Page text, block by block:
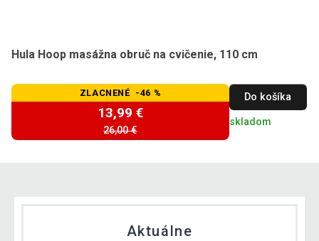
Hula Hoop masážna obruč na cvičenie, 110 cm
ZLACNENÉ -46 %
13,99 €
26,00 €
Do košíka
skladom
Aktuálne